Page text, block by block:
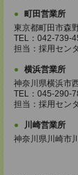
町田営業所
東京都町田市森
TEL：042-739-
担当：採用セン
横浜営業所
神奈川県横浜市
TEL：045-290-
担当：採用セン
川崎営業所
神奈川県川崎市